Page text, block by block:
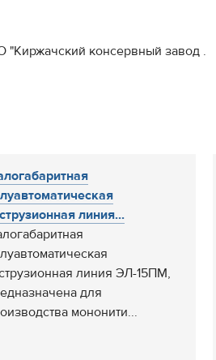
консервный­­­­­­ завод .
линия...
линия ЭЛ-15ПМ,
для
мононити...